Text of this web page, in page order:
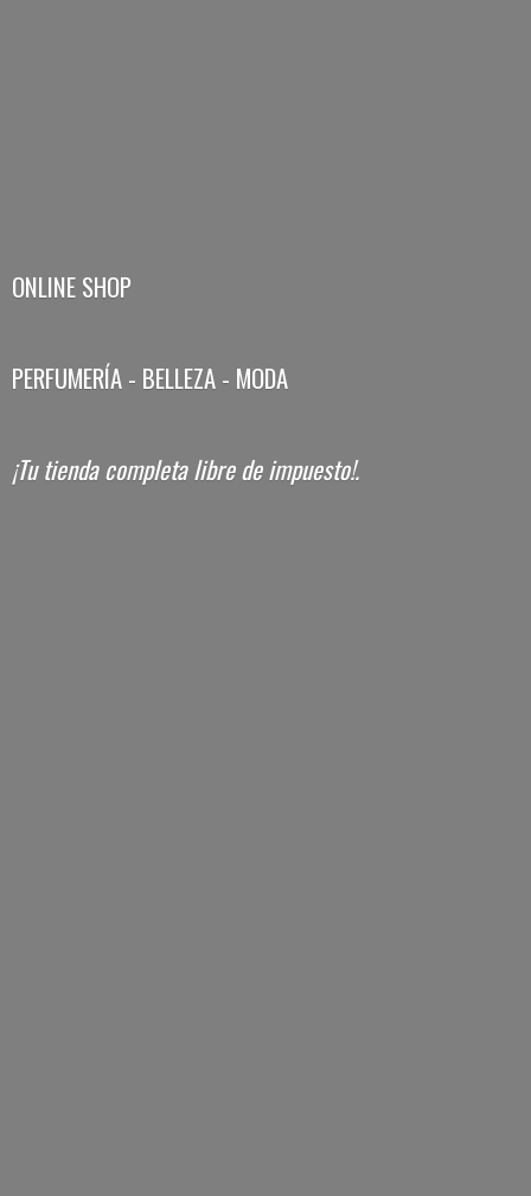
ONLINE SHOP
PERFUMERÍA - BELLEZA - MODA
¡Tu tienda completa librede impuesto!.